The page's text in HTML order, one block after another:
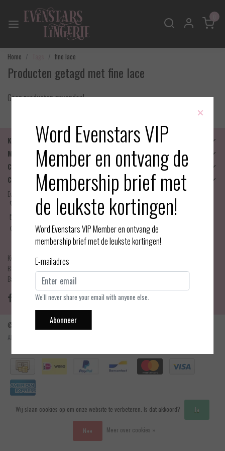
Home fine lace
Producten getagd met fine lace
Geen producten gevonden!
Klantenservice
Mijn account
Categorieën
Contactgegevens
Evenstars Lingerie
06-25536043
info@evenstarslingerie.com
Haarlemmerdijk 21
1013 KA Amsterdam
KvK Number: 75017679
BTW-number: NL001595356B03
Bankrekening: NL75 INGB 0778 3839 97
© Copyright 2026 - Evenstars Lingerie | Realisatie
Algemene voorwaarden
×
Word Evenstars VIP
Member en ontvang de
Membership brief met
de leukste kortingen!
Word Evenstars VIP Member en ontvang de
membership brief met de leukste kortingen!
E-mailadres
We'll never share your email with anyone else.
Abonneer
Wij slaan cookies op om onze website te verbeteren. Is dat akkoord? Ja
Nee Meer over cookies »